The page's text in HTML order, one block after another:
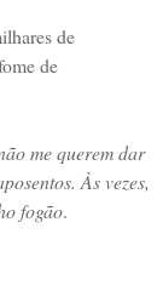
de
de
me querem dar
Às vezes,
fogão.